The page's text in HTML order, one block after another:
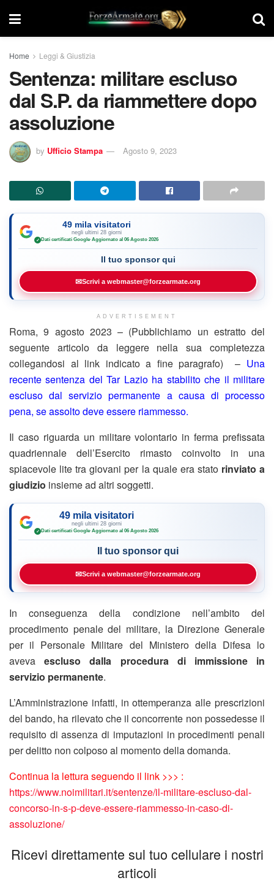
Home Leggi & Giustizia
Sentenza: militare escluso
dal S.P. da riammettere dopo
assoluzione
by Ufficio Stampa Agosto 9, 2023
49 mila visitatori
negli ultimi 28 giorni
✓ Dati certificati Google·Aggiornato al 06 Agosto 2026
Il tuo sponsor qui
✉Scrivi a webmaster@forzearmate.org
ADVERTISEMENT
Roma, 9 agosto 2023 – (Pubblichiamo un estratto del
seguente articolo da leggere nella sua completezza
collegandosi al link indicato a fine paragrafo) – Una
recente sentenza del Tar Lazio ha stabilito che il militare
escluso dal servizio permanente a causa di processo
pena, se assolto deve essere riammesso.
Il caso riguarda un militare volontario in ferma prefissata
quadriennale dell’Esercito rimasto coinvolto in una
spiacevole lite tra giovani per la quale era stato rinviato a
giudizio insieme ad altri soggetti.
49 mila visitatori
negli ultimi 28 giorni
✓ Dati certificati Google·Aggiornato al 06 Agosto 2026
Il tuo sponsor qui
✉Scrivi a webmaster@forzearmate.org
In conseguenza della condizione nell’ambito del
procedimento penale del militare, la Direzione Generale
per il Personale Militare del Ministero della Difesa lo
avevaescluso dalla procedura di immissione in
servizio permanente.
L’Amministrazione infatti, in ottemperanza alle prescrizioni
del bando, ha rilevato che il concorrente non possedesse il
requisito di assenza di imputazioni in procedimenti penali
per delitto non colposo al momento della domanda.
Continua la lettura seguendo il link >>> :
https://www.noimilitari.it/sentenze/il-militare-escluso-dal-
concorso-in-s-p-deve-essere-riammesso-in-caso-di-
assoluzione/
Ricevi direttamente sul tuo cellulare i nostri
articoli